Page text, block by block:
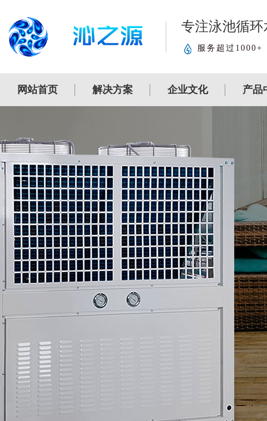
专注泳池循
服务超过1000+
网站首页 解决方案 企业文化 产品